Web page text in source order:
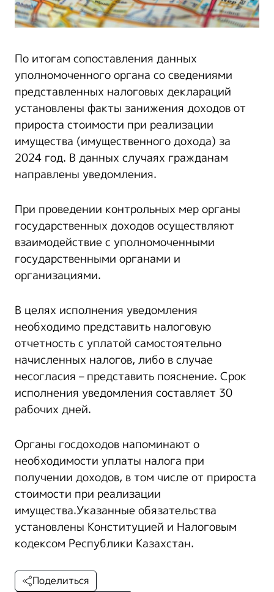
По итогам сопоставления данных
уполномоченного органа со сведениями
представленных налоговых деклараций
установлены факты занижения доходов от
прироста стоимости при реализации
имущества (имущественного дохода) за
2024 год. В данных случаях гражданам
направлены уведомления.
При проведении контрольных мер органы
государственных доходов осуществляют
взаимодействие с уполномоченными
государственными органами и
организациями.
В целях исполнения уведомления
необходимо представить налоговую
отчетность с уплатой самостоятельно
начисленных налогов, либо в случае
несогласия – представить пояснение. Срок
исполнения уведомления составляет 30
рабочих дней.
Органы госдоходов напоминают о
необходимости уплаты налога при
получении доходов, в том числе от прироста
стоимости при реализации
имущества.Указанные обязательства
установлены Конституцией и Налоговым
кодексом Республики Казахстан.
Поделиться